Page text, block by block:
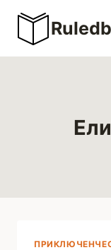
Перейти
содержимому